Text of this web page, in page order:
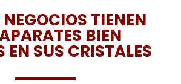
TIENEN
BIEN
EN SUS CRISTALES